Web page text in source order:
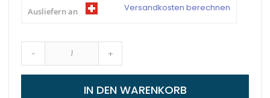
Ausliefern an Versandkosten berechnen
- +
IN DEN WARENKORB